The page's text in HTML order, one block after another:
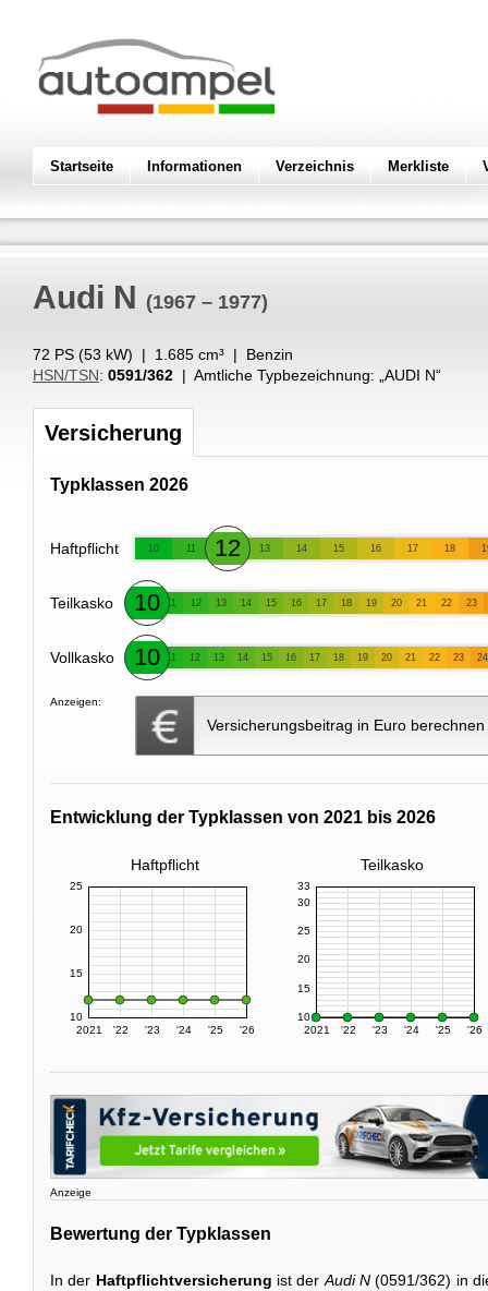
Startseite Informationen Verzeichnis Merkliste
Audi N (1967 – 1977)
72 PS (53 kW) | 1.685 cm³ | Benzin
HSN/TSN: 0591/362 | Amtliche Typbezeichnung: „ AUDI N“
Versicherung
Typklassen 2026
Haftpflicht 10 11 12 13 14 15 16 17 18
Teilkasko 10 11 12 13 14 15 16 17 18 19 20 21 22 23
Vollkasko 10 11 12 13 14 15 16 17 18 19 20 21 22 23 24
Anzeigen:
Versicherungsbeitrag in Euro berechnen
Entwicklung der Typklassen von 2021 bis 2026
Haftpflicht Teilkasko
2021 '22 '23 '24 '25 '26
10
15
20
25
2021 '22 '23 '24 '25 '26
10
15
20
25
30
33
Anzeige
Bewertung der Typklassen
In der Haftpflichtversicherung ist der Audi N (0591/362) in